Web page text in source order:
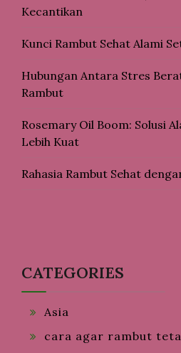
Kecantikan
Kunci Rambut Sehat Alami
Hubungan Antara Stres
Rambut
Rosemary Oil Boom: Solusi
Lebih Kuat
Rahasia Rambut Sehat
CATEGORIES
Asia
cara agar rambut